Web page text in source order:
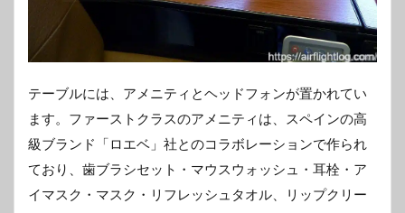
テーブルには、アメニティとヘッドフォンが置かれてい
ます。ファーストクラスのアメニティは、スペインの高
級ブランド「ロエベ」社とのコラボレーションで作られ
ており、歯ブラシセット・マウスウォッシュ・耳栓・ア
イマスク・マスク・リフレッシュタオル、リップクリー